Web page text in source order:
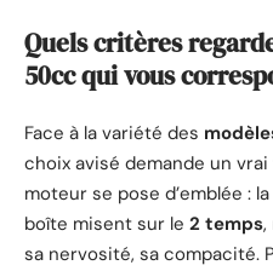
Quels critères
50cc qui vous
Face à la variété des
choix avisé demande un
moteur se pose d’emblée :
boîte misent sur le 2 temps,
sa nervosité, sa compacité.